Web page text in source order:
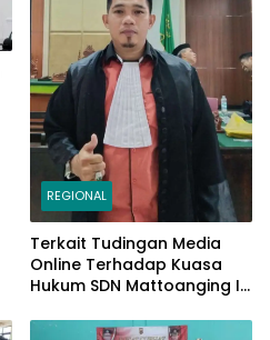
REGIONAL
Terkait Tudingan Media
Online Terhadap Kuasa
Hukum SDN Mattoanging II
Mariso, Ini Penjelasannya